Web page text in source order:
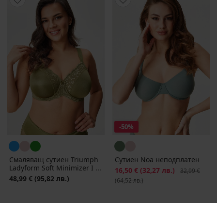
Смаляващ сутиен Triumph
Ladyform Soft Minimizer I ...
48,99 € (95,82 лв.)
-50%
Сутиен Noa неподплатен
Намаление
16,50 € (32,27 лв.)
32,99 €
(64,52 лв.)